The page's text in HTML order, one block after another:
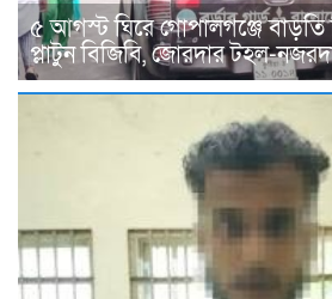
৫ আগস্ট ঘিরে গোপালগঞ্জে বাড়তি
প্লাটুন বিজিবি, জোরদার টহল-